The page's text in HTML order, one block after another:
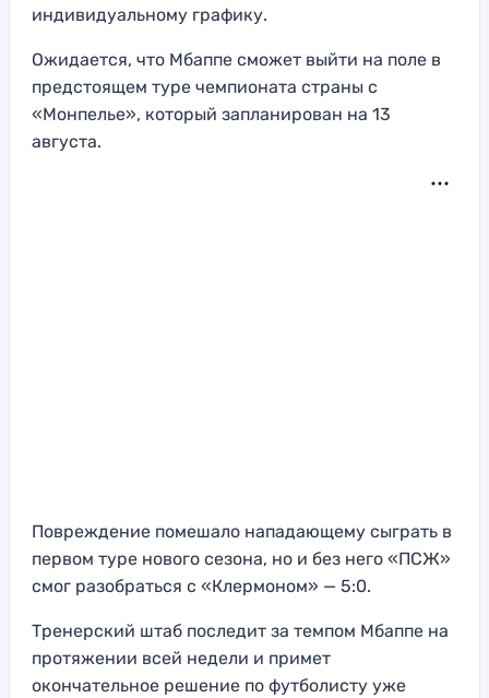
индивидуальному графику.
Ожидается, что Мбаппе сможет выйти на поле в
предстоящем туре чемпионата страны с
«Монпелье», который запланирован на 13
августа.
Повреждение помешало нападающему сыграть в
первом туре нового сезона, но и без него «ПСЖ»
смог разобраться с «Клермоном» — 5:0.
Тренерский штаб последит за темпом Мбаппе на
протяжении всей недели и примет
окончательное решение по футболисту уже